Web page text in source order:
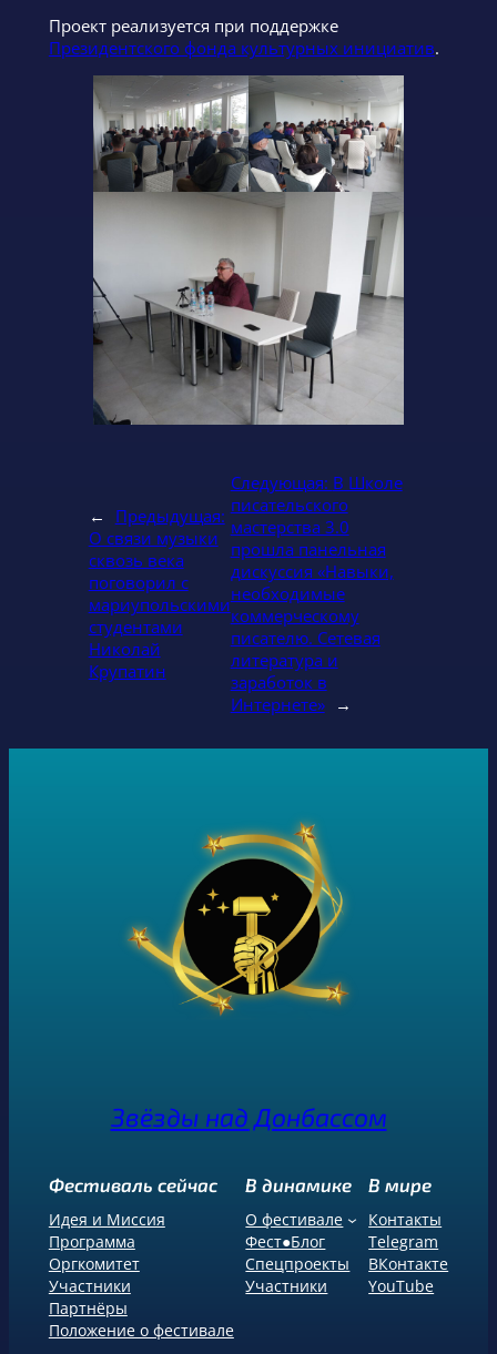
Проект реализуется при поддержке
Президентского фонда культурных инициатив.
←
Предыдущая:
О связи музыки
сквозь века
поговорил с
мариупольскими
студентами
Николай
Крупатин
Следующая: В Школе
писательского
мастерства 3.0
прошла панельная
дискуссия «Навыки,
необходимые
коммерческому
писателю. Сетевая
литература и
заработок в
Интернете»
→
Звёзды над Донбассом
Фестиваль сейчас
Идея и Миссия
Программа
Оргкомитет
Участники
Партнёры
Положение о фестивале
В динамике
О фестивале
Фест●Блог
Спецпроекты
Участники
В мире
Контакты
Telegram
ВКонтакте
YouTube